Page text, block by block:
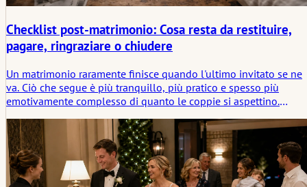
Checklist post-matrimonio: Cosa resta da restituire,
pagare, ringraziare o chiudere
Un matrimonio raramente finisce quando l'ultimo invitato se ne
va. Ciò che segue è più tranquillo, più pratico e spesso più
emotivamente complesso di quanto le coppie si aspettino.
pagato, ringraziato o chiuso dopo il matrimonio, e perché i
successivi alla celebrazione fanno parte del significato del
matrimonio, non solo della sua pulizia.